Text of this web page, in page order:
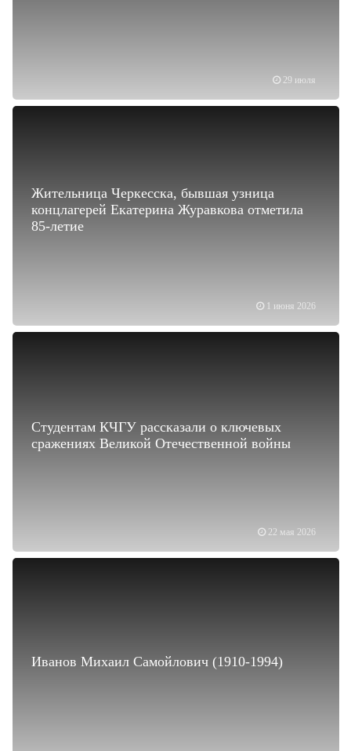
29 июля
1 июня 2026
Жительница Черкесска, бывшая узница
концлагерей Екатерина Журавкова отметила
85-летие
22 мая 2026
Студентам КЧГУ рассказали о ключевых
сражениях Великой Отечественной войны
Иванов Михаил Самойлович (1910-1994)